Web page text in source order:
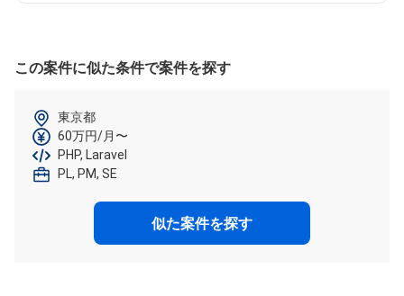
この案件に似た条件で案件を探す
東京都
60万円/月〜
PHP, Laravel
PL, PM, SE
似た案件を探す